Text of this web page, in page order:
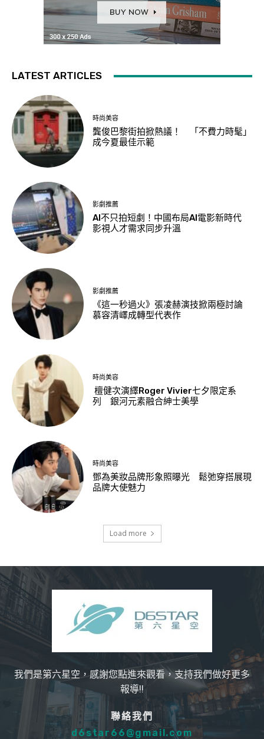
LATEST ARTICLES
時尚美容
龔俊巴黎街拍掀熱議！ 「不費力時髦」
成今夏最佳示範
影劇推薦
AI不只拍短劇！中國布局AI電影新時代
影視人才需求同步升溫
影劇推薦
《這一秒過火》張凌赫演技掀兩極討論
慕容清嶧成轉型代表作
時尚美容
檀健次演繹Roger Vivier七夕限定系
列 銀河元素融合紳士美學
時尚美容
鄧為美妝品牌形象照曝光 鬆弛穿搭展現
品牌大使魅力
Load more
我們是第六星空，感謝您點進來觀看，支持我們做好更多
報導!!
聯絡我們
d6star66@gmail.com